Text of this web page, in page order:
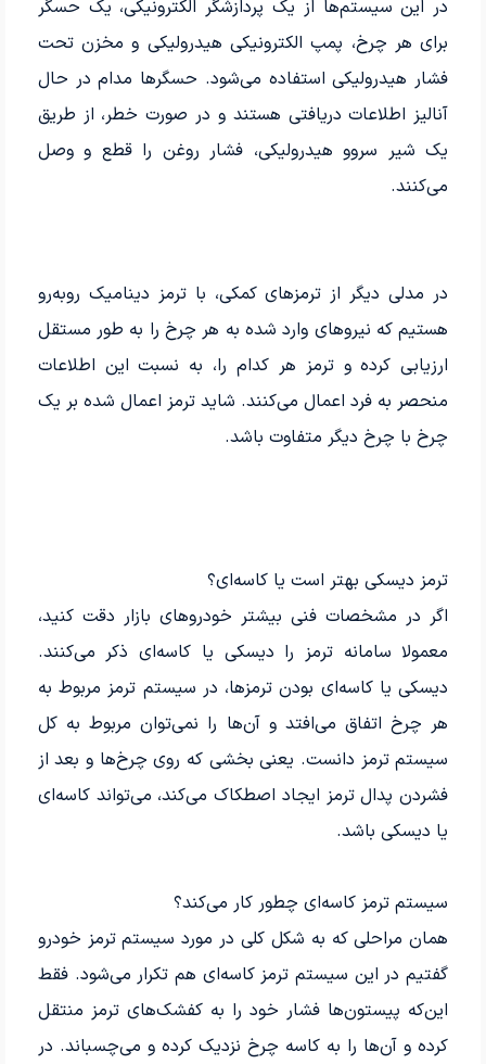
در این سیستم‌ها از یک پردازشگر الکترونیکی، یک حسگر
برای هر چرخ، پمپ الکترونیکی هیدرولیکی و مخزن تحت
فشار هیدرولیکی استفاده می‌شود. حسگرها مدام در حال
آنالیز اطلاعات دریافتی هستند و در صورت خطر، از طریق
یک شیر سروو هیدرولیکی، فشار روغن را قطع و وصل
می‌کنند.
در مدلی دیگر از ترمزهای کمکی، با ترمز دینامیک روبه‌رو
هستیم که نیروهای وارد شده به هر چرخ را به طور مستقل
ارزیابی کرده و ترمز هر کدام را، به نسبت این اطلاعات
منحصر به فرد اعمال می‌کنند. شاید ترمز اعمال شده بر یک
چرخ با چرخ دیگر متفاوت باشد.
ترمز دیسکی بهتر است یا کاسه‌ای؟
اگر در مشخصات فنی بیشتر خودروهای بازار دقت کنید،
معمولا سامانه ترمز را دیسکی یا کاسه‌ای ذکر می‌کنند.
دیسکی یا کاسه‌ای بودن ترمزها، در سیستم ترمز مربوط به
هر چرخ اتفاق می‌افتد و آن‌ها را نمی‌توان مربوط به کل
سیستم ترمز دانست. یعنی بخشی که روی چرخ‌ها و بعد از
فشردن پدال ترمز ایجاد اصطکاک می‌کند، می‌تواند کاسه‌ای
یا دیسکی باشد.
سیستم ترمز کاسه‌ای چطور کار می‌کند؟
همان مراحلی که به شکل کلی در مورد سیستم ترمز خودرو
گفتیم در این سیستم ترمز کاسه‌ای‌ هم تکرار می‌شود. فقط
این‌که پیستون‌ها فشار خود را به کفشک‌های ترمز منتقل
کرده و آن‌ها را به کاسه چرخ نزدیک کرده و می‌چسباند. در